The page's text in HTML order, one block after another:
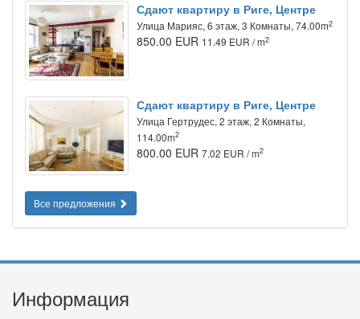
Сдают квартиру в Риге, Центре
Улица Марияс, 6 этаж, 3 Комнаты, 74.00m2
850.00 EUR 11.49 EUR / m2
Сдают квартиру в Риге, Центре
Улица Гертрудес, 2 этаж, 2 Комнаты,
114.00m2
800.00 EUR 7.02 EUR / m2
Все предложения
Информация